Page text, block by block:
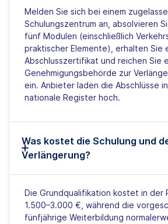
Melden Sie sich bei einem
Schulungszentrum an, absolvieren
fünf Modulen (einschließlich
praktischer Elemente), erhalten Sie
Abschlusszertifikat und reichen Sie
Genehmigungsbehörde zur
ein. Anbieter laden die Abschlüsse
nationale Register hoch.
Was kostet die Schulung und
Verlängerung?
Die Grundqualifikation kostet in der
1.500–3.000 €, während die
fünfjährige Weiterbildung